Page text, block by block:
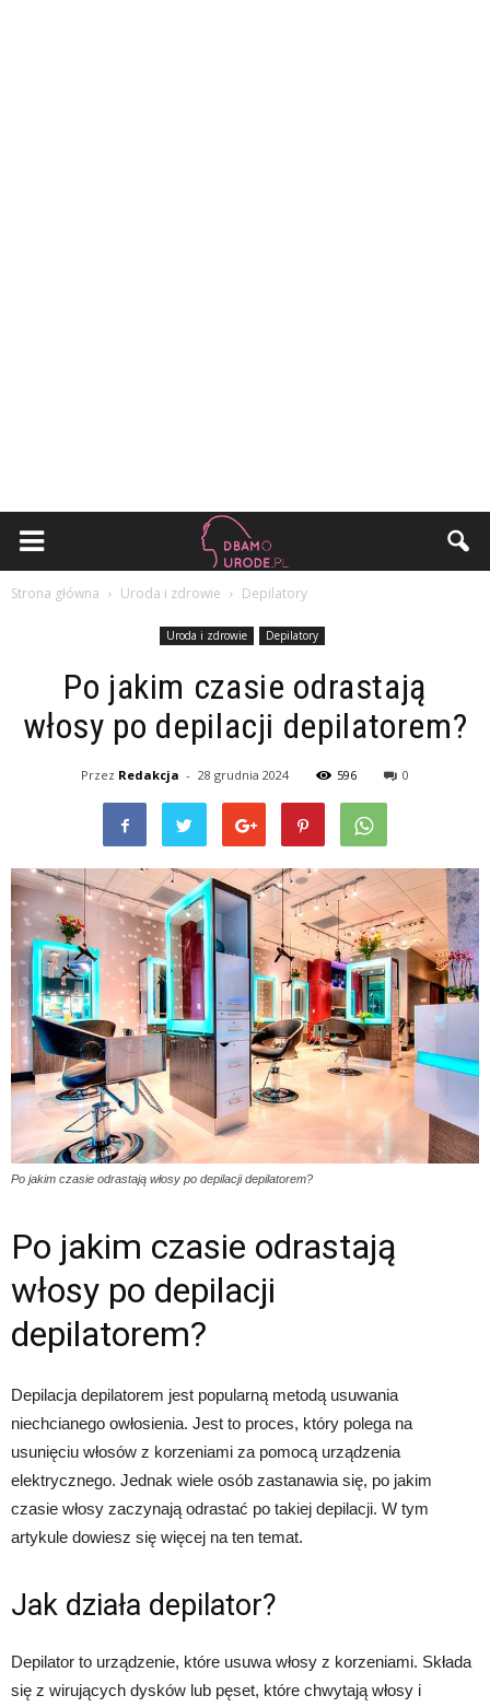
Strona główna Uroda i zdrowie Depilatory
Uroda i zdrowie Depilatory
Po jakim czasie odrastają
włosy po depilacji depilatorem?
Przez Redakcja - 28 grudnia 2024 596 0
Po jakim czasie odrastają włosy po depilacji depilatorem?
Po jakim czasie odrastają
włosy po depilacji
depilatorem?
Depilacja depilatorem jest popularną metodą usuwania
niechcianego owłosienia. Jest to proces, który polega na
usunięciu włosów z korzeniami za pomocą urządzenia
elektrycznego. Jednak wiele osób zastanawia się, po jakim
czasie włosy zaczynają odrastać po takiej depilacji. W tym
artykule dowiesz się więcej na ten temat.
Jak działa depilator?
Depilator to urządzenie, które usuwa włosy z korzeniami. Składa
się z wirujących dysków lub pęset, które chwytają włosy i